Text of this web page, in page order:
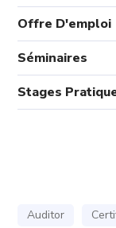
Offre D'emploi
Séminaires
Stages
Auditor